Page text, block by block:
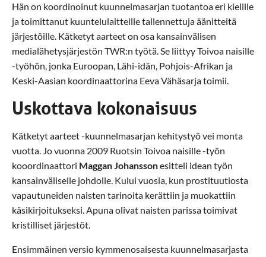
Hän on koordinoinut kuunnelmasarjan tuotantoa eri kielille
ja toimittanut kuuntelulaitteille tallennettuja äänitteitä
järjestöille. Kätketyt aarteet on osa kansainvälisen
medialähetysjärjestön TWR:n työtä. Se liittyy Toivoa naisille
-työhön, jonka Euroopan, Lähi-idän, Pohjois-Afrikan ja
Keski-Aasian koordinaattorina Eeva Vähäsarja toimii.
Uskottava kokonaisuus
Kätketyt aarteet -kuunnelmasarjan kehitystyö vei monta
vuotta. Jo vuonna 2009 Ruotsin Toivoa naisille -työn
kooordinaattori Maggan Johanssonesitteli idean työn
kansainväliselle johdolle. Kului vuosia, kun prostituutiosta
vapautuneiden naisten tarinoita kerättiin ja muokattiin
käsikirjoitukseksi. Apuna olivat naisten parissa toimivat
kristilliset järjestöt.
Ensimmäinen versio kymmenosaisesta kuunnelmasarjasta